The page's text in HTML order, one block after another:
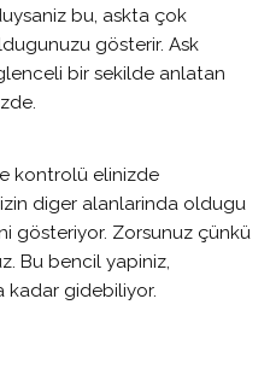
bu, askta çok
gösterir. Ask
bir sekilde anlatan
kontrolü elinizde
diger alanlarinda oldugu
gösteriyor. Zorsunuz çünkü
Bu bencil yapiniz,
kadar gidebiliyor.